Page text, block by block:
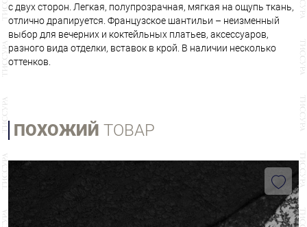
с двух сторон. Легкая, полупрозрачная, мягкая на ощупь ткань,
отлично драпируется. Французское шантильи – неизменный
выбор для вечерних и коктейльных платьев, аксессуаров,
разного вида отделки, вставок в крой. В наличии несколько
оттенков.
ПОХОЖИЙ ТОВАР